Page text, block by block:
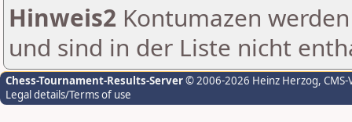
Hinweis2 Kontumazen
und sind in der Liste nicht
Chess-Tournament-Results-Server© 2006-2026 Heinz Herzog,
Legal details/Terms of use